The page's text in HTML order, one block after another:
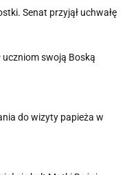
Senat przyjął uchwałę
uczniom swoją Boską
do wizyty papieża w